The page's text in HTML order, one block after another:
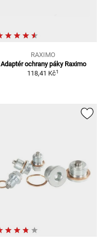
RAXIMO
Adaptér ochrany páky Raximo
118,41 Kč1